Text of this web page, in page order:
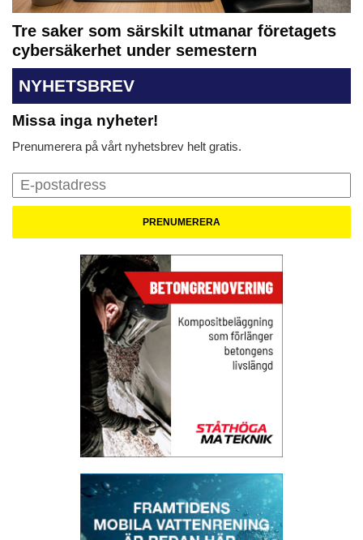
Tre saker som särskilt utmanar företagets
cybersäkerhet under semestern
NYHETSBREV
Missa inga nyheter!
Prenumerera på vårt nyhetsbrev helt gratis.